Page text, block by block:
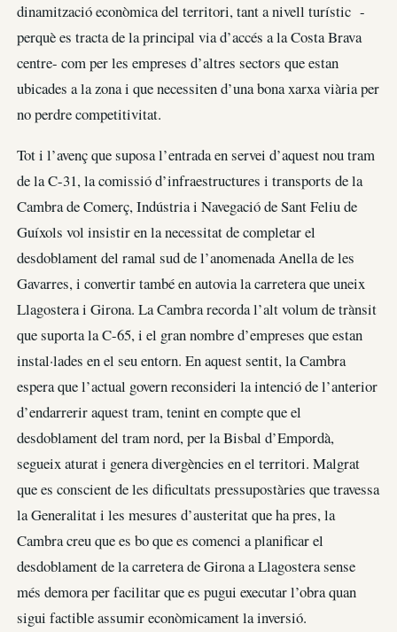
dinamització econòmica del territori, tant a nivell turístic -
perquè es tracta de la principal via d’accés a la Costa Brava
centre- com per les empreses d’altres sectors que estan
ubicades a la zona i que necessiten d’una bona xarxa viària per
no perdre competitivitat.
Tot i l’avenç que suposa l’entrada en servei d’aquest nou tram
de la C-31, la comissió d’infraestructures i transports de la
Cambra de Comerç, Indústria i Navegació de Sant Feliu de
Guíxols vol insistir en la necessitat de completar el
desdoblament del ramal sud de l’anomenada Anella de les
Gavarres, i convertir també en autovia la carretera que uneix
Llagostera i Girona. La Cambra recorda l’alt volum de trànsit
que suporta la C-65, i el gran nombre d’empreses que estan
instal·lades en el seu entorn. En aquest sentit, la Cambra
espera que l’actual govern reconsideri la intenció de l’anterior
d’endarrerir aquest tram, tenint en compte que el
desdoblament del tram nord, per la Bisbal d’Empordà,
segueix aturat i genera divergències en el territori. Malgrat
que es conscient de les dificultats pressupostàries que travessa
la Generalitat i les mesures d’austeritat que ha pres, la
Cambra creu que es bo que es comenci a planificar el
desdoblament de la carretera de Girona a Llagostera sense
més demora per facilitar que es pugui executar l’obra quan
sigui factible assumir econòmicament la inversió.